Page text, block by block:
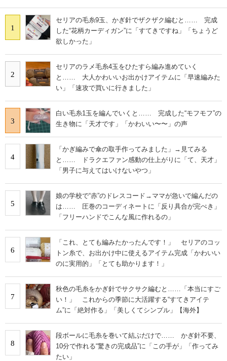
1
セリアの毛糸9玉、かぎ針でザクザク編むと…… 完成
した“花柄カーディガン”に「すてきですね」「ちょうど
欲しかった」
2
セリアのラメ毛糸4玉をひたすら編み進めていく
と…… 大人かわいいお出かけアイテムに「早速編みた
い」「速攻で買いに行きました」
3
白い毛糸1玉を編んでいくと…… 完成した“モフモフ”の
生き物に「天才です」「かわいい〜〜」の声
4
「かぎ編みで傘の取手作ってみました」→見てみる
と…… ドラクエファン感動の仕上がりに「て、天才」
「男子に与えてはいけないやつ」
5
娘の学校で“赤”のドレスコード→ママが急いで編んだの
は…… 圧巻のコーディネートに「反り具合が完ぺき」
「フリーハンドでこんな風に作れるの」
6
「これ、とても編みたかったんです！」 セリアのコッ
トン糸で、お出かけ中に使えるアイテム完成「かわいい
のに実用的」「とても助かります！」
7
秋色の毛糸をかぎ針でサクサク編むと……「本当にすご
い！」 これからの季節に大活躍する“すてきアイテ
ム”に「絶対作る」「美しくてシンプル」【海外】
8
段ボールに毛糸を巻いて結ぶだけで…… かぎ針不要、
10分で作れる“驚きの完成品”に「この手が」「作ってみ
たい」